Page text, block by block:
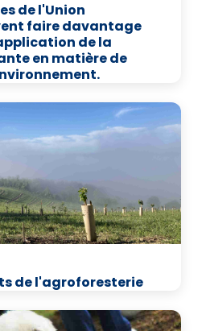
de l'Union
faire davantage
de la
en matière de
de l'agroforesterie